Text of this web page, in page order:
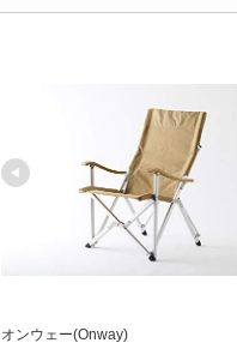
オンウェー(Onway)